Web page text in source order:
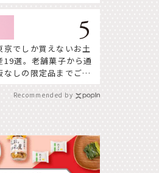
京でしか買えないお土
19選。老舗菓子から通
なしの限定品までご紹
Recommended by